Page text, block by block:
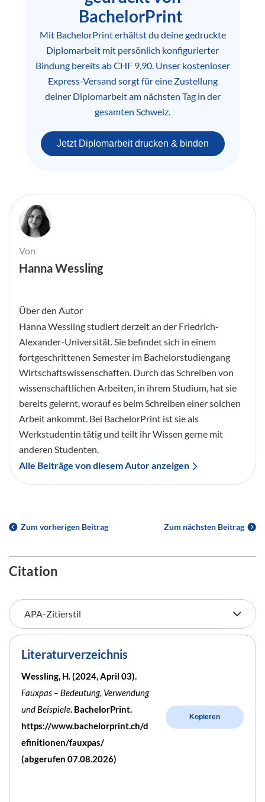
BachelorPrint
Mit BachelorPrint erhältst du deine gedruckte
Diplomarbeit mit persönlich konfigurierter
Bindung bereits ab CHF 9,90. Unser kostenloser
Express-Versand sorgt für eine Zustellung
deiner Diplomarbeit am nächsten Tag in der
gesamten Schweiz.
Jetzt Diplomarbeit drucken & binden
Von
Hanna Wessling
Über den Autor
Hanna Wessling studiert derzeit an der Friedrich-
Alexander-Universität. Sie befindet sich in einem
fortgeschrittenen Semester im Bachelorstudiengang
Wirtschaftswissenschaften. Durch das Schreiben von
wissenschaftlichen Arbeiten, in ihrem Studium, hat sie
bereits gelernt, worauf es beim Schreiben einer solchen
Arbeit ankommt. Bei BachelorPrint ist sie als
Werkstudentin tätig und teilt ihr Wissen gerne mit
anderen Studenten.
Alle Beiträge von diesem Autor anzeigen
Zum vorherigen Beitrag Zum nächsten Beitrag
Citation
Literaturverzeichnis
Wessling, H. (2024, April 03).
Fauxpas – Bedeutung, Verwendung
und Beispiele. BachelorPrint.
https://www.bachelorprint.ch/d
efinitionen/fauxpas/
(abgerufen 07.08.2026)
Kopieren